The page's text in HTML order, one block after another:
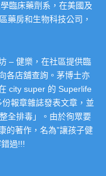
臨床藥劑系，在美國及
藥房和生物科技公司，
– 健樂，在社區提供臨
各店舖查詢。茅博士亦
city super 的 Superlife
報章雜誌發表文章，並
全排毒」。由於徇眾要
的著作，名為”讓孩子健
過!!!